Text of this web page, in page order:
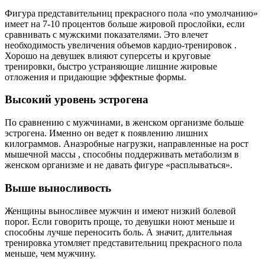
Фигура представительниц прекрасного пола «по умолчанию»
имеет на 7-10 процентов больше жировой прослойки, если
сравнивать с мужскими показателями. Это влечет
необходимость увеличения объемов кардио-тренировок .
Хорошо на девушек влияют суперсеты и круговые
тренировки, быстро устраняющие лишние жировые
отложения и придающие эффектные формы.
Высокий уровень эстрогена
По сравнению с мужчинами, в женском организме больше
эстрогена. Именно он ведет к появлению лишних
килограммов. Анаэробные нагрузки, направленные на рост
мышечной массы , способны поддерживать метаболизм в
женском организме и не давать фигуре «расплываться».
Выше выносливость
Женщины выносливее мужчин и имеют низкий болевой
порог. Если говорить проще, то девушки ноют меньше и
способны лучше переносить боль. А значит, длительная
тренировка утомляет представительниц прекрасного пола
меньше, чем мужчину.